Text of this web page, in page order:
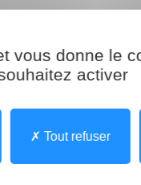
vous donne le
activer
Tout refuser